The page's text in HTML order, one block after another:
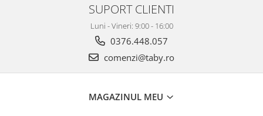
SUPORT CLIENTI
Luni - Vineri: 9:00 - 16:00
0376.448.057
comenzi@taby.ro
MAGAZINUL MEU